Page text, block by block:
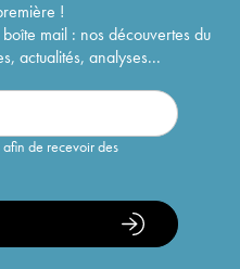
!
mail : nos découvertes du
actualités, analyses...
de recevoir des